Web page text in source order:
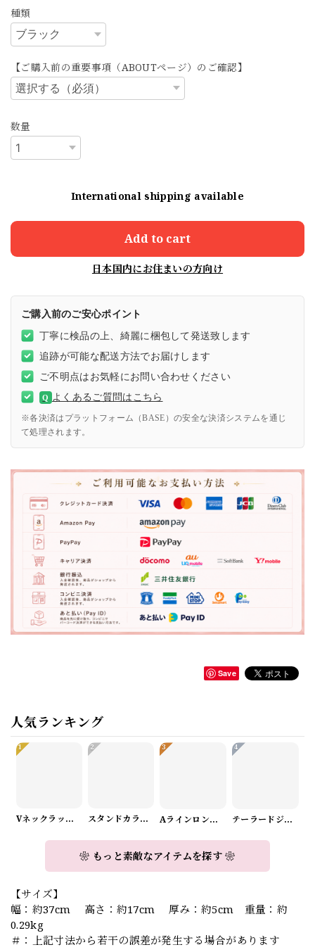
種類
【ご購入前の重要事項（ABOUTページ）のご確認】
数量
International shipping available
Add to cart
日本国内にお住まいの方向け
ご購入前のご安心ポイント
丁寧に検品の上、綺麗に梱包して発送致します
追跡が可能な配送方法でお届けします
ご不明点はお気軽にお問い合わせください
Q よくあるご質問はこちら
※各決済はプラットフォーム（BASE）の安全な決済システムを通じ
て処理されます。
Save
人気ランキング
1
Vネックラップデザインニット（3color） A1008
2
スタンドカラーロングスリーブリボンブラウス（3color） A1126
3
Aラインロングワンピース（2color） A0908
4
テーラードジャケット＆ワイドパンツスーツwithスカーフ A0987
❀ もっと素敵なアイテムを探す ❀
【サイズ】
幅：約37cm 高さ：約17cm 厚み：約5cm 重量：約
0.29kg
＃：上記寸法から若干の誤差が発生する場合があります